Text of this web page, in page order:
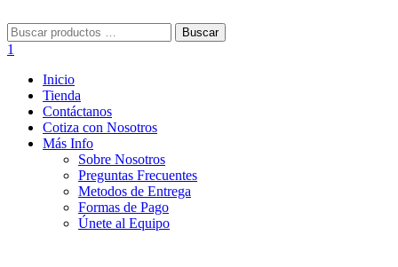
Buscar:
Buscar
1
Inicio
Tienda
Contáctanos
Cotiza con Nosotros
Más Info
Sobre Nosotros
Preguntas Frecuentes
Metodos de Entrega
Formas de Pago
Únete al Equipo